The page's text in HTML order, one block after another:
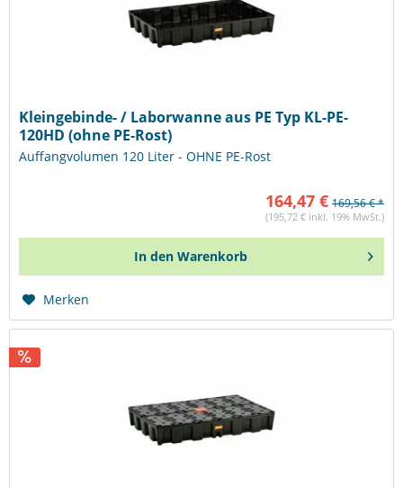
Kleingebinde- / Laborwanne aus PE Typ KL-PE-
120HD (ohne PE-Rost)
Auffangvolumen 120 Liter - OHNE PE-Rost
164,47 € 169,56 € *
(195,72 € inkl. 19% MwSt.)
In den Warenkorb
Merken